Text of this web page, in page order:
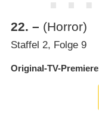
22. – (Horror)
Staffel 2, Folge 9
Original-TV-Premiere